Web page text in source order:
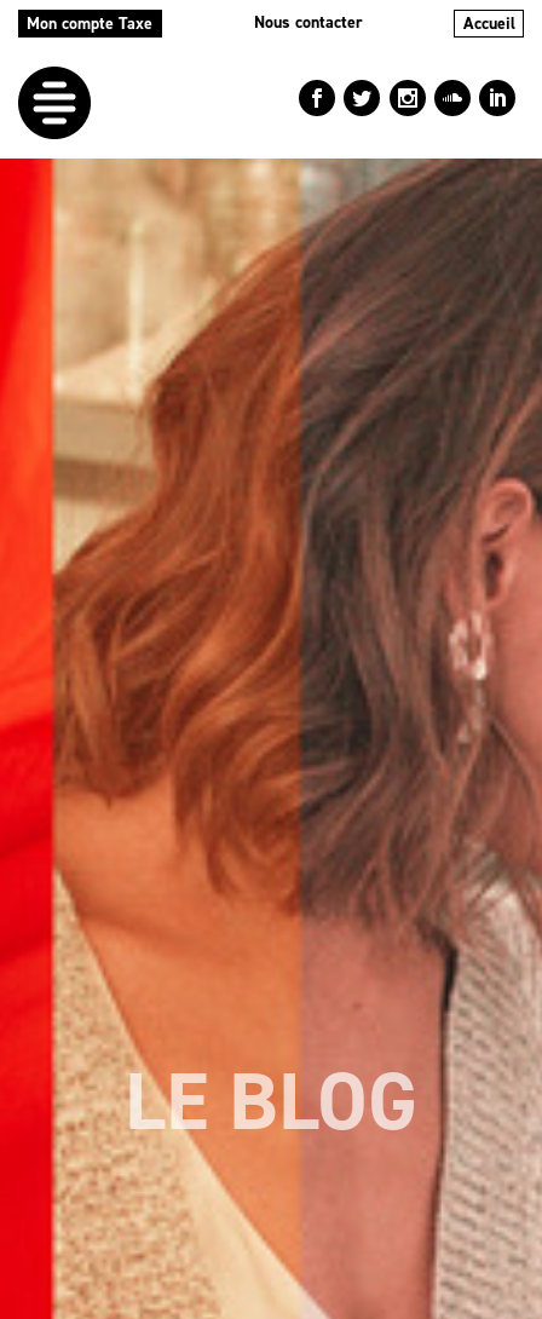
Mon compte Taxe Nous contacter Accueil
DÉFI
NOS
AIDES
NOSACTIONS
LEBLOG
RÉPERTOIRES
LE BLOG